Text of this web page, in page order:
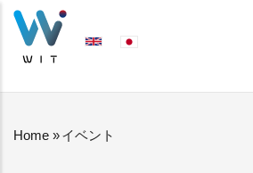
Skip
BREADCRUMB
Home »イベント